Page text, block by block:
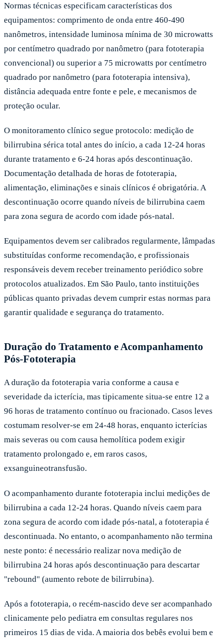
Normas técnicas especificam características dos
equipamentos: comprimento de onda entre 460-490
nanômetros, intensidade luminosa mínima de 30 microwatts
por centímetro quadrado por nanômetro (para fototerapia
convencional) ou superior a 75 microwatts por centímetro
quadrado por nanômetro (para fototerapia intensiva),
distância adequada entre fonte e pele, e mecanismos de
proteção ocular.
O monitoramento clínico segue protocolo: medição de
bilirrubina sérica total antes do início, a cada 12-24 horas
durante tratamento e 6-24 horas após descontinuação.
Documentação detalhada de horas de fototerapia,
alimentação, eliminações e sinais clínicos é obrigatória. A
descontinuação ocorre quando níveis de bilirrubina caem
para zona segura de acordo com idade pós-natal.
Equipamentos devem ser calibrados regularmente, lâmpadas
substituídas conforme recomendação, e profissionais
responsáveis devem receber treinamento periódico sobre
protocolos atualizados. Em São Paulo, tanto instituições
públicas quanto privadas devem cumprir estas normas para
garantir qualidade e segurança do tratamento.
Duração do Tratamento e Acompanhamento
Pós-Fototerapia
A duração da fototerapia varia conforme a causa e
severidade da icterícia, mas tipicamente situa-se entre 12 a
96 horas de tratamento contínuo ou fracionado. Casos leves
costumam resolver-se em 24-48 horas, enquanto icterícias
mais severas ou com causa hemolítica podem exigir
tratamento prolongado e, em raros casos,
exsanguineotransfusão.
O acompanhamento durante fototerapia inclui medições de
bilirrubina a cada 12-24 horas. Quando níveis caem para
zona segura de acordo com idade pós-natal, a fototerapia é
descontinuada. No entanto, o acompanhamento não termina
neste ponto: é necessário realizar nova medição de
bilirrubina 24 horas após descontinuação para descartar
"rebound" (aumento rebote de bilirrubina).
Após a fototerapia, o recém-nascido deve ser acompanhado
clinicamente pelo pediatra em consultas regulares nos
primeiros 15 dias de vida. A maioria dos bebês evolui bem e